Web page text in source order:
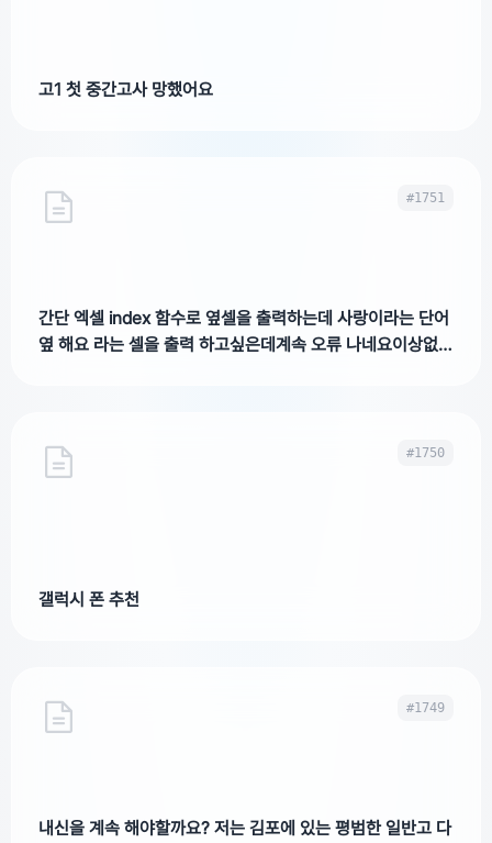
고1 첫 중간고사 망했어요
#1751
간단 엑셀 index 함수로 옆셀을 출력하는데 사랑이라는 단어
옆 해요 라는 셀을 출력 하고싶은데계속 오류 나네요이상없는
#1750
갤럭시 폰 추천
#1749
내신을 계속 해야할까요? 저는 김포에 있는 평범한 일반고 다